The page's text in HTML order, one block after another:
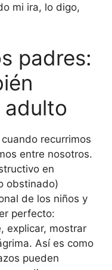
mi ira, lo digo,
padres:
adulto
recurrimos
entre nosotros.
en
obstinado)
de los niños y
perfecto:
explicar, mostrar
Así es como
pueden